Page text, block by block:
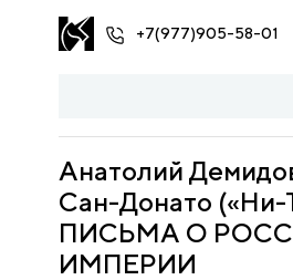
+7(977)905-58-01
Анатолий
Сан-Донато («Ни-
ПИСЬМА О
ИМПЕРИИ